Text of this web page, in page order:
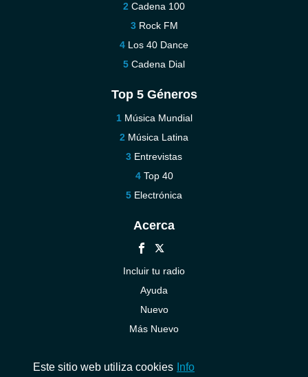
Cadena 100
Rock FM
Los 40 Dance
Cadena Dial
Top 5 Géneros
Música Mundial
Música Latina
Entrevistas
Top 40
Electrónica
Acerca
Incluir tu radio
Ayuda
Nuevo
Más Nuevo
Este sitio web utiliza cookies Info